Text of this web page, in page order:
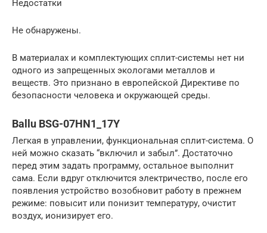
Недостатки
Не обнаружены.
В материалах и комплектующих сплит-системы нет ни
одного из запрещенных экологами металлов и
веществ. Это признано в европейской Директиве по
безопасности человека и окружающей среды.
Ballu BSG-07HN1_17Y
Легкая в управлении, функциональная сплит-система. О
ней можно сказать “включил и забыл”. Достаточно
перед этим задать программу, остальное выполнит
сама. Если вдруг отключится электричество, после его
появления устройство возобновит работу в прежнем
режиме: повысит или понизит температуру, очистит
воздух, ионизирует его.